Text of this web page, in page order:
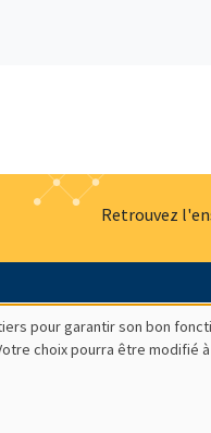
Retrouvez
Hommage à
pour garantir son bon
choix pourra être modifié